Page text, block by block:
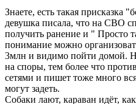
Знаете, есть такая присказка
девушка писала, что на СВО
получить ранение и " Просто
понимание можно
3млн и видимо пойти домой.
на споры, тем более что
сетями и пишет тоже много
могут задеть.
Собаки лают, караван идёт,